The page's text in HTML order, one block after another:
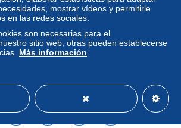
|Gastos de devolución a
plazo de devolución y de reembolso
mostrar vídeos y permitirle
en las redes sociales.
son necesarias para el
sitio web, otras pueden establecerse
Más información